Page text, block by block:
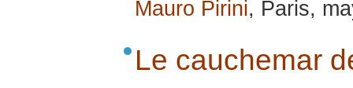
Mauro Pirini, Paris,
Le cauchemar